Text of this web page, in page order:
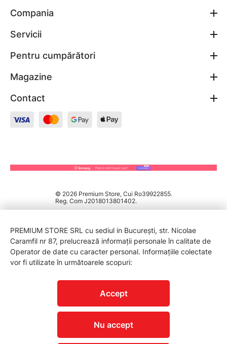
Compania
Servicii
Pentru cumpărători
Magazine
Contact
© 2026 Premium Store, Cui Ro39922855.
Reg. Com J2018013801402.
PREMIUM STORE SRL cu sediul in București, str. Nicolae
Caramfil nr 87, prelucrează informații personale în calitate de
Operator de date cu caracter personal. Informațiile colectate
vor fi utilizate în următoarele scopuri:
Accept
Nu accept